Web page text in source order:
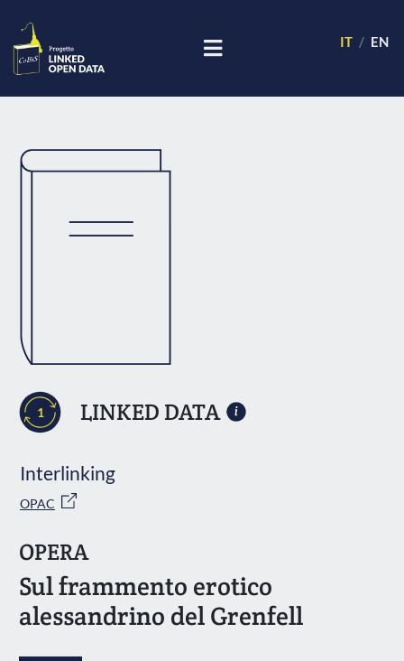
IT EN
1 LINKED DATA
Interlinking
OPAC
OPERA
Sul frammento erotico
alessandrino del Grenfell